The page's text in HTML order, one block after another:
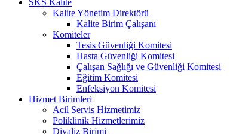
Kalite Yönetim Direktörü
Kalite Birim Çalışanı
Komiteler
Tesis Güvenliği Komitesi
Hasta Güvenliği Komitesi
Çalışan Sağlığı ve Güvenliği Komitesi
Eğitim Komitesi
Enfeksiyon Komitesi
Hizmet Birimleri
Acil Servis Hizmetimiz
Poliklinik Hizmetlerimiz
Diyaliz Birimi